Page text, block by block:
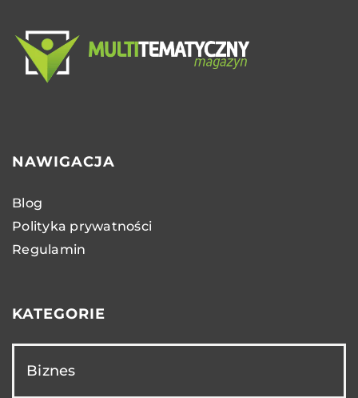
NAWIGACJA
Blog
Polityka prywatności
Regulamin
KATEGORIE
Biznes